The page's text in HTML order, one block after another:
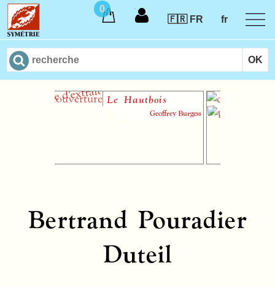
0
🇫🇷 FR
fr
Le Hautbois
Geoffrey Burgess
Bertrand Pouradier
Duteil